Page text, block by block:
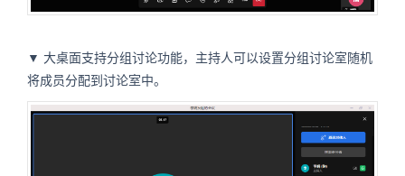
▼ 大桌面支持分组讨论功能，主持人可以设置分组讨论室随机
将成员分配到讨论室中。